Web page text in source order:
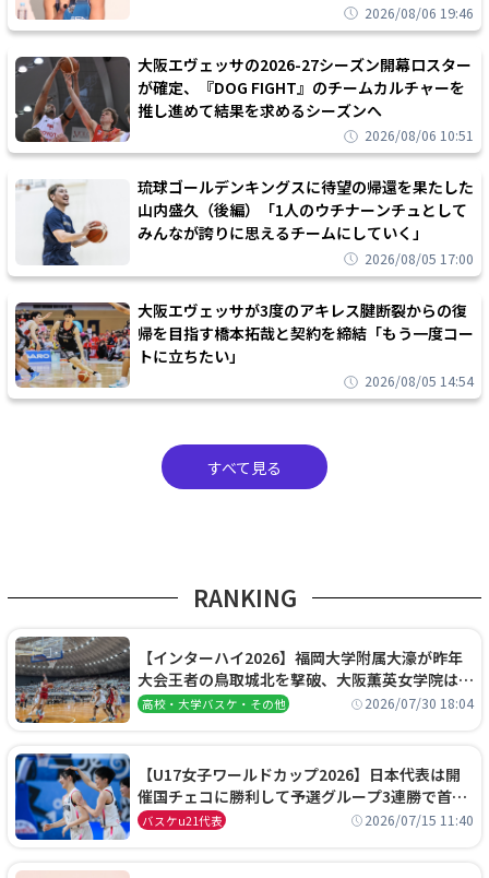
2026/08/06 19:46
大阪エヴェッサの2026-27シーズン開幕ロスター
が確定、『DOG FIGHT』のチームカルチャーを
推し進めて結果を求めるシーズンへ
2026/08/06 10:51
琉球ゴールデンキングスに待望の帰還を果たした
山内盛久（後編）「1人のウチナーンチュとして
みんなが誇りに思えるチームにしていく」
2026/08/05 17:00
大阪エヴェッサが3度のアキレス腱断裂からの復
帰を目指す橋本拓哉と契約を締結「もう一度コー
トに立ちたい」
2026/08/05 14:54
すべて見る
RANKING
【インターハイ2026】福岡大学附属大濠が昨年
大会王者の鳥取城北を撃破、大阪薫英女学院は岐
阜女子に完勝、大会3日目試合結果
高校・大学バスケ・その他 2026/07/30 18:04
【U17女子ワールドカップ2026】日本代表は開
催国チェコに勝利して予選グループ3連勝で首位
通過！準々決勝の相手はエジプトに決定
バスケu21代表 2026/07/15 11:40